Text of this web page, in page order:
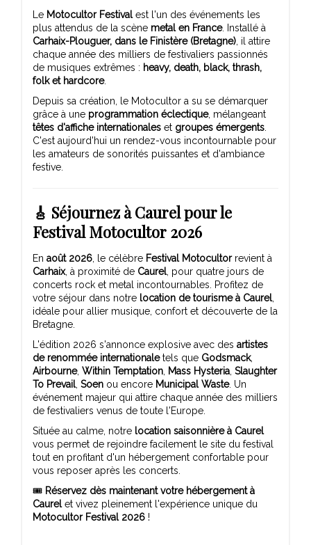
Le Motocultor Festivalest l'un des événements les
plus attendus de la scène metal en France. Installé à
Carhaix-Plouguer, dans le Finistère (Bretagne), il attire
chaque année des milliers de festivaliers passionnés
de musiques extrêmes : heavy, death, black, thrash,
folk et hardcore.
Depuis sa création, le Motocultor a su se démarquer
grâce à une programmation éclectique, mélangeant
têtes d'affiche internationales et groupes émergents.
C'est aujourd'hui un rendez-vous incontournable pour
les amateurs de sonorités puissantes et d'ambiance
festive.
🎸 Séjournez à Caurel pour le
Festival Motocultor 2026
En août 2026, le célèbre Festival Motocultorrevient à
Carhaix, à proximité de Caurel, pour quatre jours de
concerts rock et metal incontournables. Profitez de
votre séjour dans notre location de tourisme à Caurel,
idéale pour allier musique, confort et découverte de la
Bretagne.
L'édition 2026 s'annonce explosive avec des artistes
de renommée internationaletels que Godsmack,
Airbourne, Within Temptation, Mass Hysteria, Slaughter
To Prevail, Soen ou encore Municipal Waste. Un
événement majeur qui attire chaque année des milliers
de festivaliers venus de toute l'Europe.
Située au calme, notre location saisonnière à Caurel
vous permet de rejoindre facilement le site du festival
tout en profitant d'un hébergement confortable pour
vous reposer après les concerts.
🎟️ Réservez dès maintenant votre hébergement à
Caurelet vivez pleinement l'expérience unique du
Motocultor Festival 2026 !